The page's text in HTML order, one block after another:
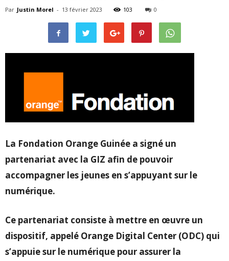
Par Justin Morel - 13 février 2023 103 0
La Fondation Orange Guinée a signé un
partenariat avec la GIZ afin de pouvoir
accompagner les jeunes en s’appuyant sur le
numérique.
Ce partenariat consiste à mettre en œuvre un
dispositif, appelé Orange Digital Center (ODC) qui
s’appuie sur le numérique pour assurer la